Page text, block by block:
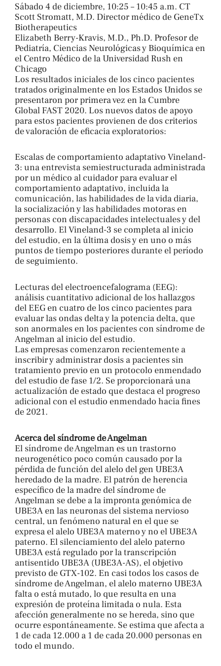
Sábado 4 de diciembre, 10:25 – 10:45 a.m. CT
Scott Stromatt, M.D. Director médico de GeneTx
Biotherapeutics
Elizabeth Berry-Kravis, M.D., Ph.D. Profesor de
Pediatría, Ciencias Neurológicas y Bioquímica en
el Centro Médico de la Universidad Rush en
Chicago
Los resultados iniciales de los cinco pacientes
tratados originalmente en los Estados Unidos se
presentaron por primera vez en la Cumbre
Global FAST 2020. Los nuevos datos de apoyo
para estos pacientes provienen de dos criterios
de valoración de eficacia exploratorios:
Escalas de comportamiento adaptativo Vineland-
3: una entrevista semiestructurada administrada
por un médico al cuidador para evaluar el
comportamiento adaptativo, incluida la
comunicación, las habilidades de la vida diaria,
la socialización y las habilidades motoras en
personas con discapacidades intelectuales y del
desarrollo. El Vineland-3 se completa al inicio
del estudio, en la última dosis y en uno o más
puntos de tiempo posteriores durante el período
de seguimiento.
Lecturas del electroencefalograma (EEG):
análisis cuantitativo adicional de los hallazgos
del EEG en cuatro de los cinco pacientes para
evaluar las ondas delta y la potencia delta, que
son anormales en los pacientes con síndrome de
Angelman al inicio del estudio.
Las empresas comenzaron recientemente a
inscribir y administrar dosis a pacientes sin
tratamiento previo en un protocolo enmendado
del estudio de fase 1/2. Se proporcionará una
actualización de estado que destaca el progreso
adicional con el estudio enmendado hacia fines
de 2021.
Acerca del síndrome de Angelman
El síndrome de Angelman es un trastorno
neurogenético poco común causado por la
pérdida de función del alelo del gen UBE3A
heredado de la madre. El patrón de herencia
específico de la madre del síndrome de
Angelman se debe a la impronta genómica de
UBE3A en las neuronas del sistema nervioso
central, un fenómeno natural en el que se
expresa el alelo UBE3A materno y no el UBE3A
paterno. El silenciamiento del alelo paterno
UBE3A está regulado por la transcripción
antisentido UBE3A (UBE3A-AS), el objetivo
previsto de GTX-102. En casi todos los casos de
síndrome de Angelman, el alelo materno UBE3A
falta o está mutado, lo que resulta en una
expresión de proteína limitada o nula. Esta
afección generalmente no se hereda, sino que
ocurre espontáneamente. Se estima que afecta a
1 de cada 12.000 a 1 de cada 20.000 personas en
todo el mundo.